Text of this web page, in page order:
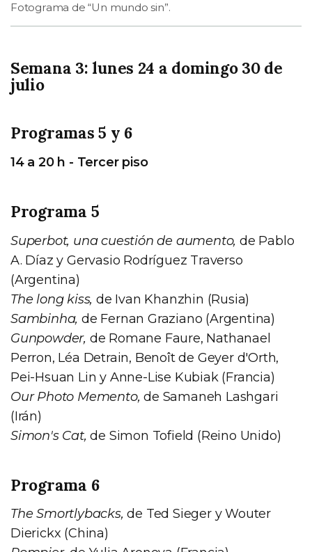
Fotograma de “Un mundo sin”.
Semana 3: lunes 24 a domingo 30 de
julio
Programas 5 y 6
14 a 20 h - Tercer piso
Programa 5
Superbot, una cuestión de aumento, de Pablo
A. Díaz y Gervasio Rodríguez Traverso
(Argentina)
The long kiss, de Ivan Khanzhin (Rusia)
Sambinha, de Fernan Graziano (Argentina)
Gunpowder, de Romane Faure, Nathanael
Perron, Léa Detrain, Benoît de Geyer d'Orth,
Pei-Hsuan Lin y Anne-Lise Kubiak (Francia)
Our Photo Memento, de Samaneh Lashgari
(Irán)
Simon's Cat, de Simon Tofield (Reino Unido)
Programa 6
The Smortlybacks, de Ted Sieger y Wouter
Dierickx (China)